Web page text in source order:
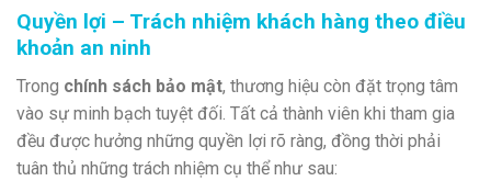
Quyền lợi – Trách nhiệm khách hàng theo điều
khoản an ninh
Trong chính sách bảo mật, thương hiệu còn đặt trọng tâm
vào sự minh bạch tuyệt đối. Tất cả thành viên khi tham gia
đều được hưởng những quyền lợi rõ ràng, đồng thời phải
tuân thủ những trách nhiệm cụ thể như sau: